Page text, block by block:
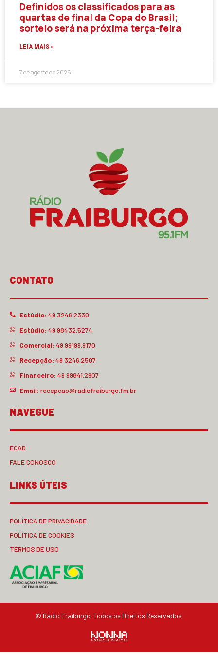
Definidos os classificados para as
quartas de final da Copa do Brasil;
sorteio será na próxima terça-feira
LEIA MAIS »
7 de agosto de 2026
CONTATO
Estúdio: 49 3246.2330
Estúdio: 49 98432.5274
Comercial: 49 99199.9170
Recepção: 49 3246.2507
Financeiro: 49 99841.2907
Email: recepcao@radiofraiburgo.fm.br
NAVEGUE
ECAD
FALE CONOSCO
LINKS ÚTEIS
POLÍTICA DE PRIVACIDADE
POLÍTICA DE COOKIES
TERMOS DE USO
© Rádio Fraiburgo. Todos os Direitos Reservados.